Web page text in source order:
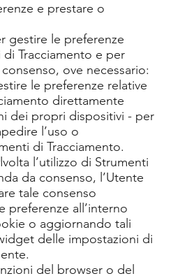
e prestare o
gestire le preferenze
Tracciamento e per
ove necessario:
le preferenze relative
direttamente
dei propri dispositivi - per
l’uso o
di Tracciamento.
l’utilizzo di Strumenti
da consenso, l’Utente
tale consenso
preferenze all’interno
o aggiornando tali
delle impostazioni di
del browser o del